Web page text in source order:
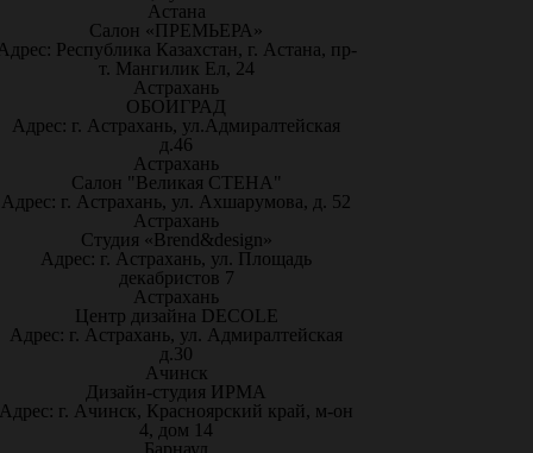
Астана
Салон «ПРЕМЬЕРА»
Республика Казахстан, г. Астана, пр-
т. Мангилик Ел, 24
Астрахань
ОБОИГРАД
Адрес: г. Астрахань, ул.Адмиралтейская
д.46
Астрахань
Салон "Великая СТЕНА"
Адрес: г. Астрахань, ул. Ахшарумова, д. 52
Астрахань
Студия «Brend&design»
Адрес: г. Астрахань, ул. Площадь
декабристов 7
Астрахань
Центр дизайна DECOLE
Адрес: г. Астрахань, ул. Адмиралтейская
д.30
Ачинск
Дизайн-студия ИРМА
Адрес: г. Ачинск, Красноярский край, м-он
4, дом 14
Барнаул